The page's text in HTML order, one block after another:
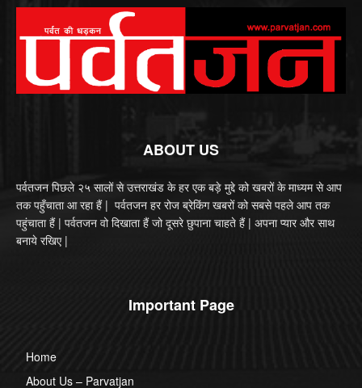
ABOUT US
पर्वतजन पिछले २५ सालों से उत्तराखंड के हर एक बड़े मुद्दे को खबरों के माध्यम से आप
तक पहुँचाता आ रहा हैं | पर्वतजन हर रोज ब्रेकिंग खबरों को सबसे पहले आप तक
पहुंचाता हैं | पर्वतजन वो दिखाता हैं जो दूसरे छुपाना चाहते हैं | अपना प्यार और साथ
बनाये रखिए |
Important Page
Home
About Us – Parvatjan